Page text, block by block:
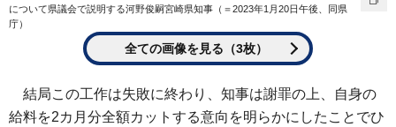
について県議会で説明する河野俊嗣宮崎県知事（＝2023年1月20日午後、同県
庁）
全ての画像を見る（3枚）
結局この工作は失敗に終わり、知事は謝罪の上、自身の
給料を2カ月分全額カットする意向を明らかにしたことでひ